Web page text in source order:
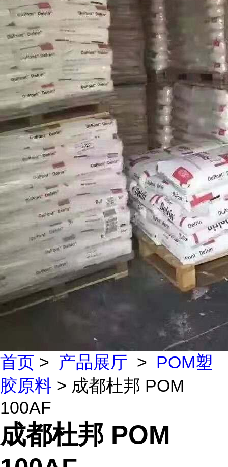
首页 > 产品展厅 > POM塑
胶原料 > 成都杜邦 POM
100AF
成都杜邦 POM